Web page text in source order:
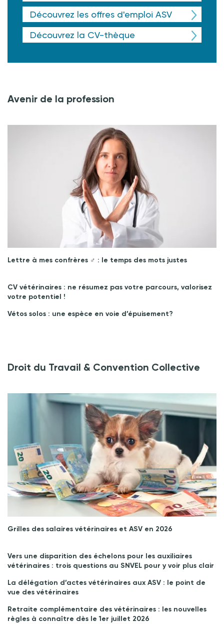
Découvrez les offres d'emploi ASV
Découvrez la CV-thèque
Avenir de la profession
Lettre à mes confrères ♂︎ : le temps des mots justes
CV vétérinaires : ne résumez pas votre parcours, valorisez
votre potentiel !
Vétos solos : une espèce en voie d’épuisement?
Droit du Travail & Convention Collective
Grilles des salaires vétérinaires et ASV en 2026
Vers une disparition des échelons pour les auxiliaires
vétérinaires : trois questions au SNVEL pour y voir plus clair
La délégation d’actes vétérinaires aux ASV : le point de
vue des vétérinaires
Retraite complémentaire des vétérinaires : les nouvelles
règles à connaître dès le 1er juillet 2026